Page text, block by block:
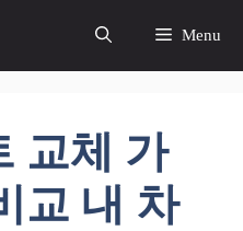
Menu
교체 가
교 내 차